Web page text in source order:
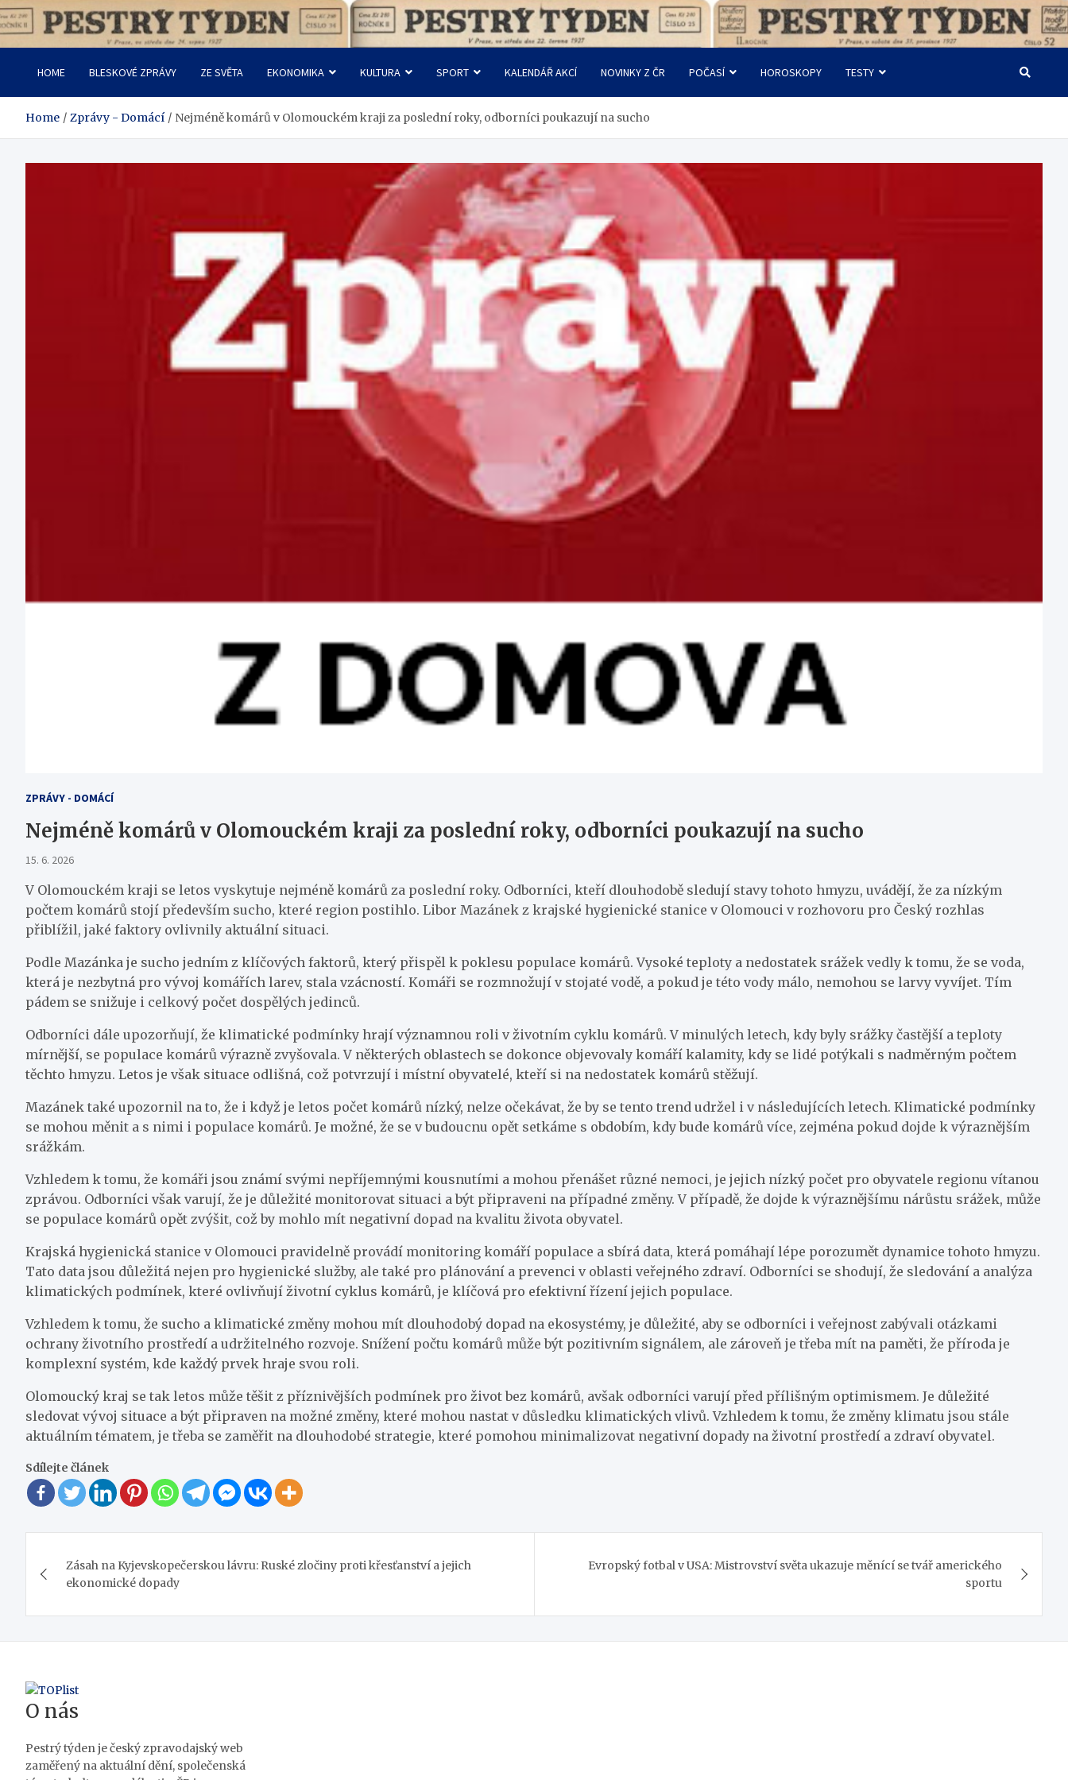
Skip
to
Pestrý Týden
HOME BLESKOVÉ ZPRÁVY ZE SVĚTA EKONOMIKA KULTURA SPORT KALENDÁŘ AKCÍ NOVINKY Z ČR POČASÍ HOROSKOPY TESTY
Home Zprávy - Domácí Nejméně komárů v Olomouckém kraji za poslední roky, odborníci poukazují na sucho
ZPRÁVY - DOMÁCÍ
Nejméně komárů v Olomouckém kraji za poslední roky, odborníci poukazují na sucho
15. 6. 2026
V Olomouckém kraji se letos vyskytuje nejméně komárů za poslední roky. Odborníci, kteří dlouhodobě sledují stavy tohoto hmyzu, uvádějí, že za nízkým
počtem komárů stojí především sucho, které region postihlo. Libor Mazánek z krajské hygienické stanice v Olomouci v rozhovoru pro Český rozhlas
přiblížil, jaké faktory ovlivnily aktuální situaci.
Podle Mazánka je sucho jedním z klíčových faktorů, který přispěl k poklesu populace komárů. Vysoké teploty a nedostatek srážek vedly k tomu, že se voda,
která je nezbytná pro vývoj komářích larev, stala vzácností. Komáři se rozmnožují v stojaté vodě, a pokud je této vody málo, nemohou se larvy vyvíjet. Tím
pádem se snižuje i celkový počet dospělých jedinců.
Odborníci dále upozorňují, že klimatické podmínky hrají významnou roli v životním cyklu komárů. V minulých letech, kdy byly srážky častější a teploty
mírnější, se populace komárů výrazně zvyšovala. V některých oblastech se dokonce objevovaly komáří kalamity, kdy se lidé potýkali s nadměrným počtem
těchto hmyzu. Letos je však situace odlišná, což potvrzují i místní obyvatelé, kteří si na nedostatek komárů stěžují.
Mazánek také upozornil na to, že i když je letos počet komárů nízký, nelze očekávat, že by se tento trend udržel i v následujících letech. Klimatické podmínky
se mohou měnit a s nimi i populace komárů. Je možné, že se v budoucnu opět setkáme s obdobím, kdy bude komárů více, zejména pokud dojde k výraznějším
srážkám.
Vzhledem k tomu, že komáři jsou známí svými nepříjemnými kousnutími a mohou přenášet různé nemoci, je jejich nízký počet pro obyvatele regionu vítanou
zprávou. Odborníci však varují, že je důležité monitorovat situaci a být připraveni na případné změny. V případě, že dojde k výraznějšímu nárůstu srážek, může
se populace komárů opět zvýšit, což by mohlo mít negativní dopad na kvalitu života obyvatel.
Krajská hygienická stanice v Olomouci pravidelně provádí monitoring komáří populace a sbírá data, která pomáhají lépe porozumět dynamice tohoto hmyzu.
Tato data jsou důležitá nejen pro hygienické služby, ale také pro plánování a prevenci v oblasti veřejného zdraví. Odborníci se shodují, že sledování a analýza
klimatických podmínek, které ovlivňují životní cyklus komárů, je klíčová pro efektivní řízení jejich populace.
Vzhledem k tomu, že sucho a klimatické změny mohou mít dlouhodobý dopad na ekosystémy, je důležité, aby se odborníci i veřejnost zabývali otázkami
ochrany životního prostředí a udržitelného rozvoje. Snížení počtu komárů může být pozitivním signálem, ale zároveň je třeba mít na paměti, že příroda je
komplexní systém, kde každý prvek hraje svou roli.
Olomoucký kraj se tak letos může těšit z příznivějších podmínek pro život bez komárů, avšak odborníci varují před přílišným optimismem. Je důležité
sledovat vývoj situace a být připraven na možné změny, které mohou nastat v důsledku klimatických vlivů. Vzhledem k tomu, že změny klimatu jsou stále
aktuálním tématem, je třeba se zaměřit na dlouhodobé strategie, které pomohou minimalizovat negativní dopady na životní prostředí a zdraví obyvatel.
Sdílejte článek
pro
příspěvek
Zásah na Kyjevskopečerskou lávru: Ruské zločiny proti křesťanství a jejich
ekonomické dopady
Evropský fotbal v USA: Mistrovství světa ukazuje měnící se tvář amerického
sportu
O nás
Pestrý týden je český zpravodajský web
zaměřený na aktuální dění, společenská